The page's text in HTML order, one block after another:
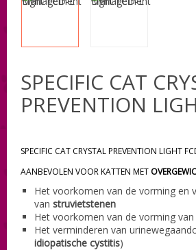
SPECIFIC CAT
PREVENTION
SPECIFIC CAT CRYSTAL PREVENTION LIGHT
AANBEVOLEN VOOR KATTEN MET
Het voorkomen van de vorming en
van struvietstenen
Het voorkomen van de vorming van
Het verminderen van
idiopatische cystitis)